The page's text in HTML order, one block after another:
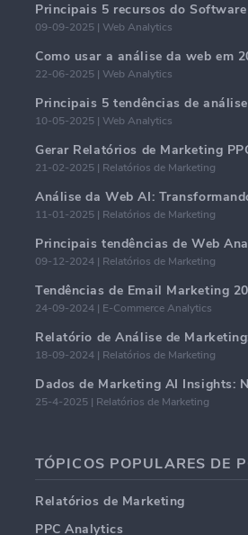
09-09-2025 | Web Analytics
Como usar a análise da web em
22-06-2025 | Web Analytics
10-05-2025 | Web Analytics
21-02-2025 | Relatórios de Marketing
11-01-2025 | Relatórios de Marketing
09-12-2024 | Relatórios de Marketing
24-09-2024 | E-Commerce Analytics
18-09-2024 | Relatórios de Marketing
25-4-2025 | Relatórios de Marketing
Relatórios de Marketing
PPC Analytics